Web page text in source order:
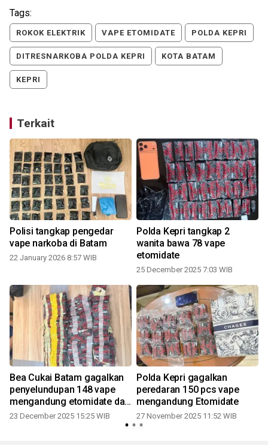
Tags:
ROKOK ELEKTRIK VAPE ETOMIDATE POLDA KEPRI
DITRESNARKOBA POLDA KEPRI KOTA BATAM
KEPRI
Terkait
Polisi tangkap pengedar
vape narkoba di Batam
22 January 2026 8:57 WIB
Polda Kepri tangkap 2
wanita bawa 78 vape
etomidate
25 December 2025 7:03 WIB
Bea Cukai Batam gagalkan
penyelundupan 148 vape
mengandung etomidate dari
malaysia
23 December 2025 15:25 WIB
Polda Kepri gagalkan
peredaran 150 pcs vape
mengandung Etomidate
27 November 2025 11:52 WIB